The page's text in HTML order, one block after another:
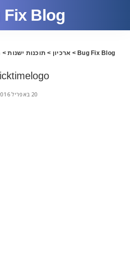
Fix Blog
Bug Fix Blog
> ארכיון > תוכנות ישנות>
20 באפריל 2016